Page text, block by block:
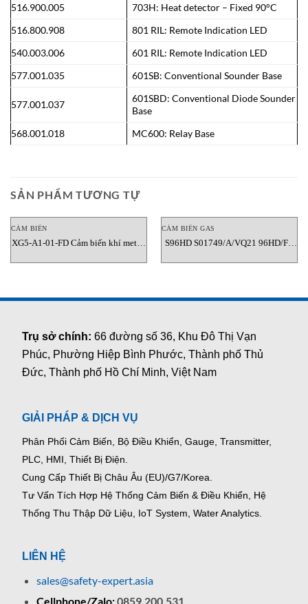
516.900.005
703H: Heat detector – Fixed 90°C
516.800.908
801 RIL: Remote Indication LED
540.003.006
601 RIL: Remote Indication LED
577.001.035
601SB: Conventional Sounder Base
577.001.037
601SBD: Conventional Diode Sounder
Base
568.001.018
MC600: Relay Base
SẢN PHẨM TƯƠNG TỰ
CẢM BIẾN
XG5-A1-01-FD Cảm biến khí metan
CẢM BIẾN GAS
S96HD S01749/A/VQ21 96HD/FL
PELL-SPARE-FGS Đầu cảm biến
Trụ sở chính:66 đường số 36, Khu Đô Thị Vạn
Phúc, Phường Hiệp Bình Phước, Thành phố Thủ
Đức, Thành phố Hồ Chí Minh, Việt Nam
GIẢI PHÁP & DỊCH VỤ
Phân Phối Cảm Biến, Bộ Điều Khiển, Gauge, Transmitter,
PLC, HMI, Thiết Bị Điện.
Cung Cấp Thiết Bị Châu Âu (EU)/G7/Korea.
Tư Vấn Tích Hợp Hệ Thống Cảm Biến & Điều Khiển, Hệ
Thống Thu Thập Dữ Liệu, IoT System, Water Analytics.
LIÊN HỆ
sales@safety-expert.asia
Cellphone/Zalo:0859.200.531